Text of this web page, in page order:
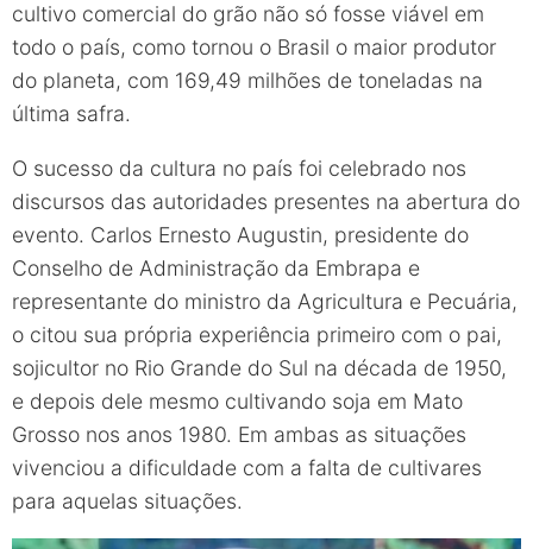
cultivo comercial do grão não só fosse viável em
todo o país, como tornou o Brasil o maior produtor
do planeta, com 169,49 milhões de toneladas na
última safra.
O sucesso da cultura no país foi celebrado nos
discursos das autoridades presentes na abertura do
evento. Carlos Ernesto Augustin, presidente do
Conselho de Administração da Embrapa e
representante do ministro da Agricultura e Pecuária,
o citou sua própria experiência primeiro com o pai,
sojicultor no Rio Grande do Sul na década de 1950,
e depois dele mesmo cultivando soja em Mato
Grosso nos anos 1980. Em ambas as situações
vivenciou a dificuldade com a falta de cultivares
para aquelas situações.